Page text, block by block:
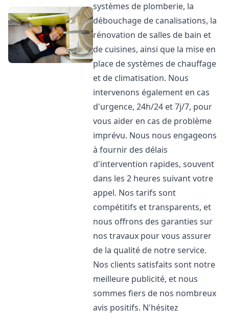
systèmes de plomberie, la
débouchage de canalisations, la
rénovation de salles de bain et
de cuisines, ainsi que la mise en
place de systèmes de chauffage
et de climatisation. Nous
intervenons également en cas
d'urgence, 24h/24 et 7j/7, pour
vous aider en cas de problème
imprévu. Nous nous engageons
à fournir des délais
d'intervention rapides, souvent
dans les 2 heures suivant votre
appel. Nos tarifs sont
compétitifs et transparents, et
nous offrons des garanties sur
nos travaux pour vous assurer
de la qualité de notre service.
Nos clients satisfaits sont notre
meilleure publicité, et nous
sommes fiers de nos nombreux
avis positifs. N'hésitez